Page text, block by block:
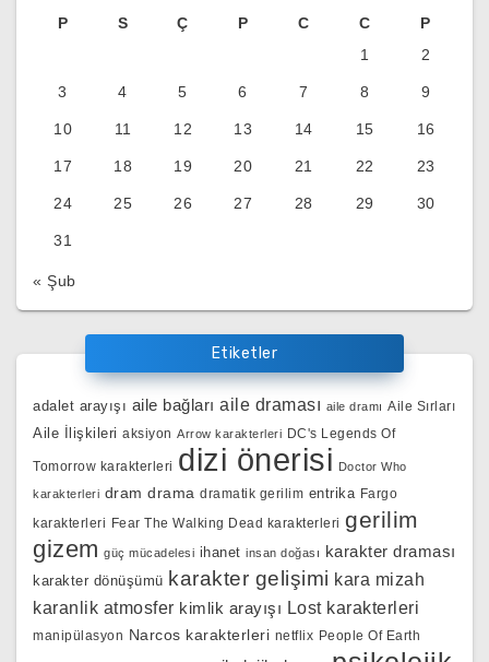
P
S Ç P C C
P
1
2
3 4 5 6 7 8 9
10 11 12 13 14 15 16
17 18 19 20 21 22 23
24 25 26 27 28 29 30
31
« Şub
Etiketler
adalet arayışı aile bağları aile draması aile dramı Aile Sırları
Aile İlişkileri aksiyon Arrow karakterleri DC's Legends Of
Tomorrow karakterleri dizi önerisi Doctor Who
karakterleri dram drama dramatik gerilim entrika Fargo
karakterleri Fear The Walking Dead karakterleri gerilim
gizem güç mücadelesi ihanet insan doğası karakter draması
karakter dönüşümü karakter gelişimi kara mizah
karanlik atmosfer kimlik arayışı Lost karakterleri
manipülasyon Narcos karakterleri netflix People Of Earth